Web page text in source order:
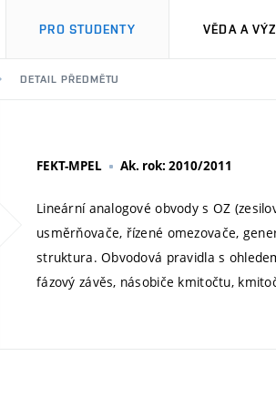
PRO STUDENTY VĚDA A
DETAIL PŘEDMĚTU
FEKT-MPEL Ak. rok: 2010/2011
Lineární analogové obvody s OZ
usměrňovače, řízené omezovače,
struktura. Obvodová pravidla s
fázový závěs, násobiče kmitočtu,